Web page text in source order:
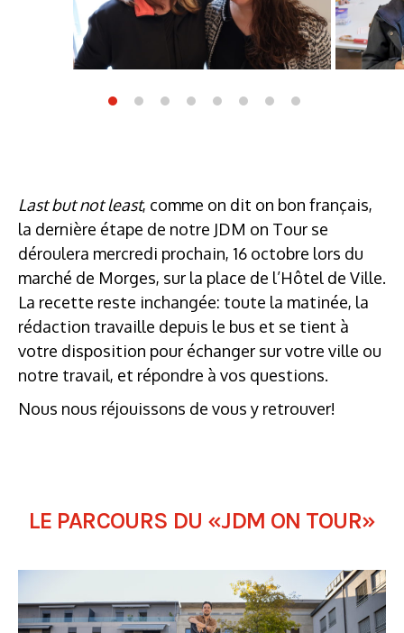
Last but not least, comme on dit on bon français,
la dernière étape de notre JDM on Tour se
déroulera mercredi prochain, 16 octobre lors du
marché de Morges, sur la place de l’Hôtel de Ville.
La recette reste inchangée: toute la matinée, la
rédaction travaille depuis le bus et se tient à
votre disposition pour échanger sur votre ville ou
notre travail, et répondre à vos questions.
Nous nous réjouissons de vous y retrouver!
LE PARCOURS DU «JDM ON TOUR»